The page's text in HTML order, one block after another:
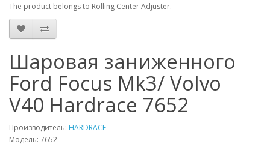
The product belongs to Rolling Center Adjuster.
Шаровая заниженного
Ford Focus Mk3/ Volvo
V40 Hardrace 7652
Производитель: HARDRACE
Модель: 7652